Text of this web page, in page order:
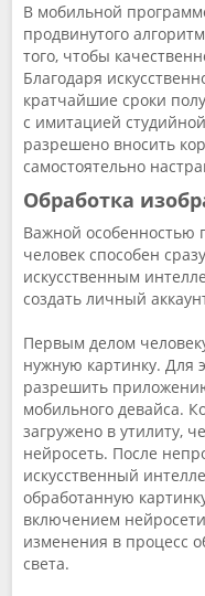
В мобильной
продвинутого
того, чтобы
Благодаря
кратчайшие сроки
с имитацией
разрешено вносить
самостоятельно
Обработка
Важной особенностью
человек способен
искусственным
создать личный
Первым делом
нужную картинку. Для
разрешить
мобильного девайса.
загружено в утилиту,
нейросеть. После
искусственный
обработанную
включением
изменения в процесс
света.